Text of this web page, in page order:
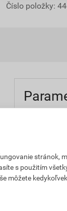
Číslo položky:
stránok,
s použitím
môžete